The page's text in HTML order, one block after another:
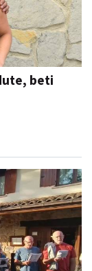
beti